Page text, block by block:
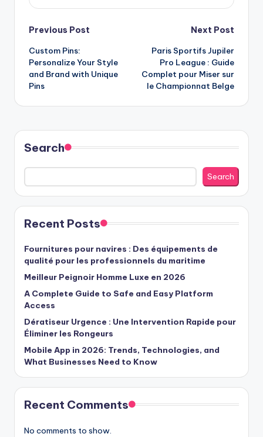
Post
navigation
Previous Post
Custom Pins:
Personalize Your Style
and Brand with Unique
Pins
Next Post
Paris Sportifs Jupiler
Pro League : Guide
Complet pour Miser sur
le Championnat Belge
Search
Search
Recent Posts
Fournitures pour navires : Des équipements de
qualité pour les professionnels du maritime
Meilleur Peignoir Homme Luxe en 2026
A Complete Guide to Safe and Easy Platform
Access
Dératiseur Urgence : Une Intervention Rapide pour
Éliminer les Rongeurs
Mobile App in 2026: Trends, Technologies, and
What Businesses Need to Know
Recent Comments
No comments to show.